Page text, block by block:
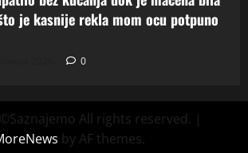
je kasnije rekla mom ocu potpuno
0
All rights reserved. |
by AF themes.